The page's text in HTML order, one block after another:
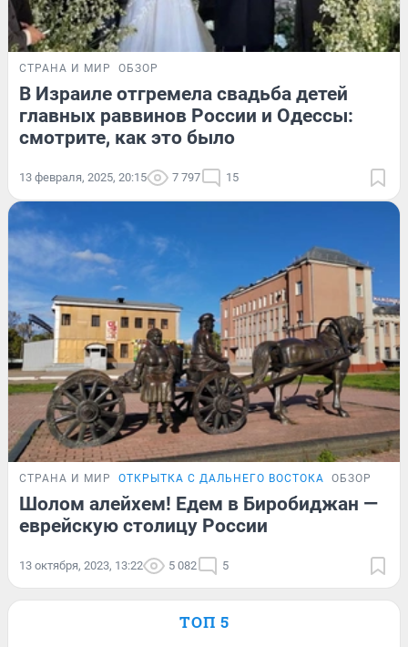
СТРАНА И МИР ОБЗОР
В Израиле отгремела свадьба детей
главных раввинов России и Одессы:
смотрите, как это было
13 февраля, 2025, 20:15 7 797 15
СТРАНА И МИР ОТКРЫТКА С ДАЛЬНЕГО ВОСТОКА ОБЗОР
Шолом алейхем! Едем в Биробиджан —
еврейскую столицу России
13 октября, 2023, 13:22 5 082 5
ТОП 5